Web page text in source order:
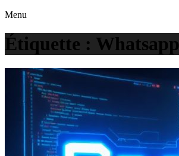
Menu
Étiquette : Whatsapp